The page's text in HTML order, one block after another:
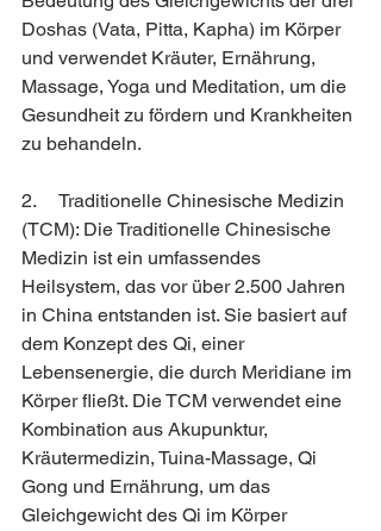
Doshas (Vata, Pitta, Kapha) im Körper
und verwendet Kräuter, Ernährung,
Massage, Yoga und Meditation, um die
Gesundheit zu fördern und Krankheiten
zu behandeln.
2.     Traditionelle Chinesische Medizin
(TCM): Die Traditionelle Chinesische
Medizin ist ein umfassendes
Heilsystem, das vor über 2.500 Jahren
in China entstanden ist. Sie basiert auf
dem Konzept des Qi, einer
Lebensenergie, die durch Meridiane im
Körper fließt. Die TCM verwendet eine
Kombination aus Akupunktur,
Kräutermedizin, Tuina-Massage, Qi
Gong und Ernährung, um das
Gleichgewicht des Qi im Körper